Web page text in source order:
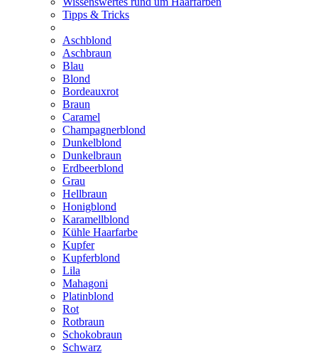
Tipps & Tricks
Aschblond
Aschbraun
Blau
Blond
Bordeauxrot
Braun
Caramel
Champagnerblond
Dunkelblond
Dunkelbraun
Erdbeerblond
Grau
Hellbraun
Honigblond
Karamellblond
Kühle Haarfarbe
Kupfer
Kupferblond
Lila
Mahagoni
Platinblond
Rot
Rotbraun
Schokobraun
Schwarz